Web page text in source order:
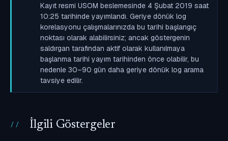
Kayıt resmi USOM beslemesinde 4 Şubat 2019 saat
10:25 tarihinde yayımlandı. Geriye dönük log
korelasyonu çalışmalarınızda bu tarihi başlangıç
noktası olarak alabilirsiniz; ancak göstergenin
saldırgan tarafından aktif olarak kullanılmaya
başlanma tarihi yayım tarihinden önce olabilir, bu
nedenle 30–90 gün daha geriye dönük log arama
tavsiye edilir.
İlgili Göstergeler